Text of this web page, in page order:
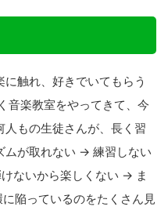
触れ、好きでいてもらう
音楽教室をやってきて、今
人もの生徒さんが、長く習
ムが取れない → 練習しない
ないから楽しくない → ま
陥っているのをたくさん見